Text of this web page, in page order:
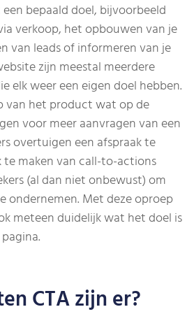
bepaald doel, bijvoorbeeld
verkoop, het opbouwen van je
van leads of informeren van je
zijn meestal meerdere
elk weer een eigen doel hebben.
van het product wat op de
voor meer aanvragen van een
overtuigen een afspraak te
te maken van call-to-actions
(al dan niet onbewust) om
ondernemen. Met deze oproep
meteen duidelijk wat het doel is
CTA zijn er?